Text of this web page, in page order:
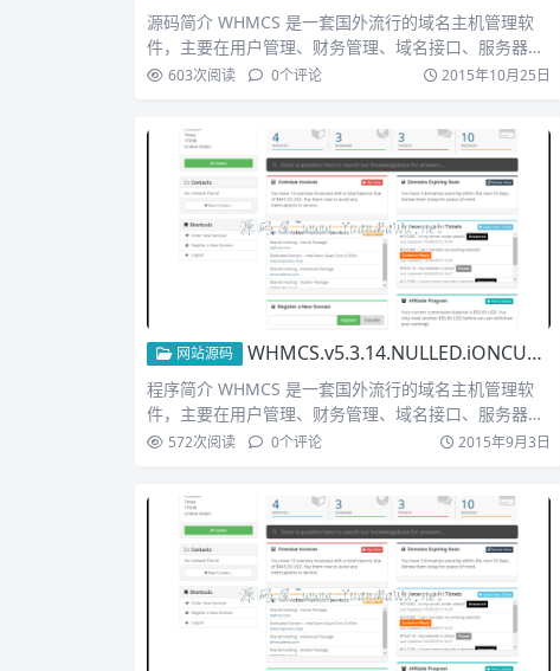
源码简介 WHMCS 是一套国外流行的域名主机管理软
件，主要在用户管理、财务管理、域名接口、服务器管
理面板接口…
603次阅读 0个评论 2015年10月25日
网站源码 WHMCS.v5.3.14.NULLED.iONCUBE 知名域名主机管理程序
程序简介 WHMCS 是一套国外流行的域名主机管理软
件，主要在用户管理、财务管理、域名接口、服务器管
理面板接口…
572次阅读 0个评论 2015年9月3日